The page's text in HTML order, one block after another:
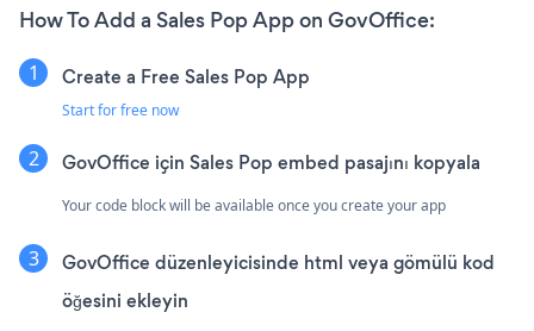
How To Add a Sales Pop App on GovOffice:
Create a Free Sales Pop App
Start for free now
GovOffice için Sales Pop embed pasajını kopyala
Your code block will be available once you create your app
GovOffice düzenleyicisinde html veya gömülü kod
öğesini ekleyin